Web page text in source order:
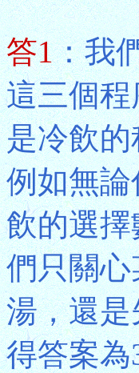
答1：我
這三個
是冷飲
例如無
飲的選
們只關
湯，還
得答案為